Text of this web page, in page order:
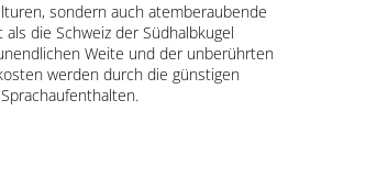
sondern auch atemberaubende
die Schweiz der Südhalbkugel
Weite und der unberührten
werden durch die günstigen